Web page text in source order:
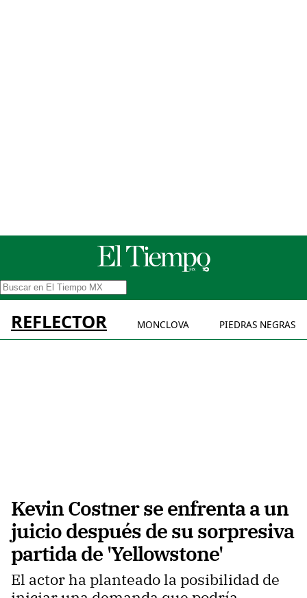
REFLECTOR MONCLOVA PIEDRAS NEGRAS
Kevin Costner se enfrenta a un
juicio después de su sorpresiva
partida de 'Yellowstone'
El actor ha planteado la posibilidad de